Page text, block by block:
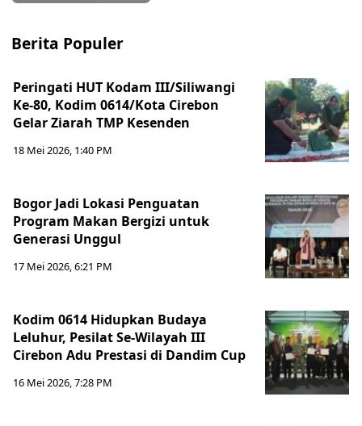
Berita Populer
Peringati HUT Kodam III/Siliwangi
Ke-80, Kodim 0614/Kota Cirebon
Gelar Ziarah TMP Kesenden
18 Mei 2026, 1:40 PM
Bogor Jadi Lokasi Penguatan
Program Makan Bergizi untuk
Generasi Unggul
17 Mei 2026, 6:21 PM
Kodim 0614 Hidupkan Budaya
Leluhur, Pesilat Se-Wilayah III
Cirebon Adu Prestasi di Dandim Cup
16 Mei 2026, 7:28 PM